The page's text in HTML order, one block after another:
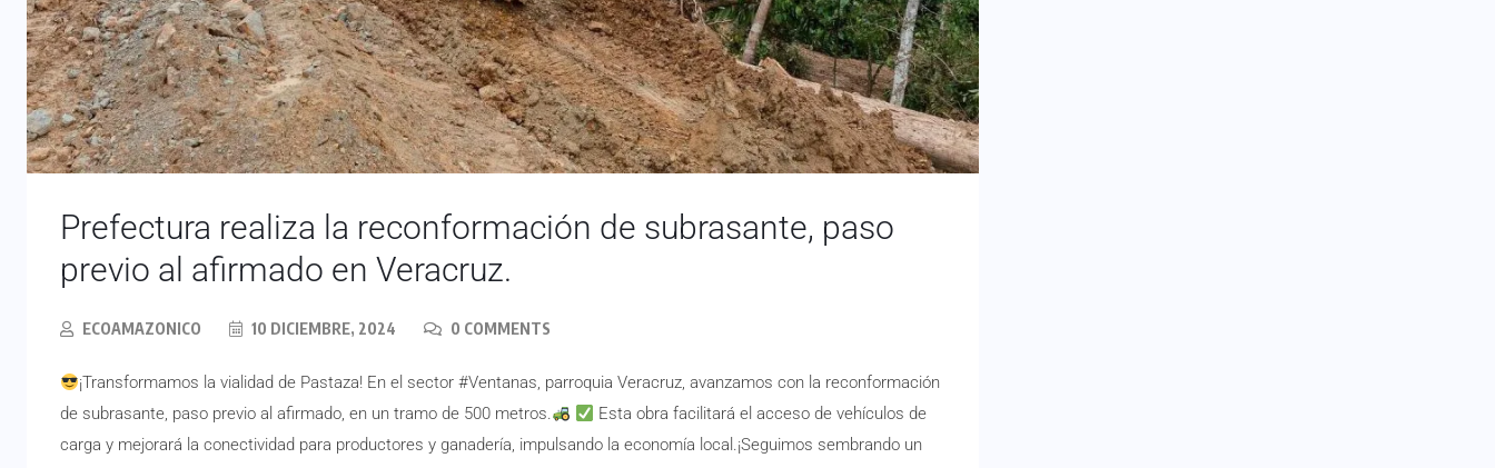
Prefectura realiza la reconformación de subrasante, paso
previo al afirmado en Veracruz.
ECOAMAZONICO 10 DICIEMBRE, 2024 0 COMMENTS
¡Transformamos la vialidad de Pastaza! En el sector #Ventanas, parroquia Veracruz, avanzamos con la reconformación
de subrasante, paso previo al afirmado, en un tramo de 500 metros.
Esta obra facilitará el acceso de vehículos de
carga y mejorará la conectividad para productores y ganadería, impulsando la economía local.¡Seguimos sembrando un